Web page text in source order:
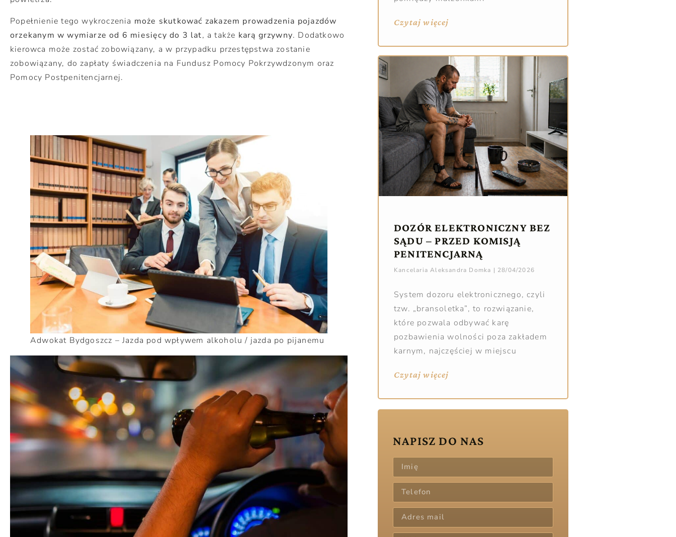
Popełnienie tego wykroczenia może skutkować zakazem prowadzenia pojazdów
orzekanym w wymiarze od 6 miesięcy do 3 lat, a także karą grzywny. Dodatkowo
kierowca może zostać zobowiązany, a w przypadku przestępstwa zostanie
zobowiązany, do zapłaty świadczenia na Fundusz Pomocy Pokrzywdzonym oraz
Pomocy Postpenitencjarnej.
Adwokat Bydgoszcz – Jazda pod wpływem alkoholu / jazda po pijanemu
Czytaj więcej
DOZÓR ELEKTRONICZNY BEZ
SĄDU – PRZED KOMISJĄ
PENITENCJARNĄ
Kancelaria Aleksandra Domka 28/04/2026
System dozoru elektronicznego, czyli
tzw. „bransoletka”, to rozwiązanie,
które pozwala odbywać karę
pozbawienia wolności poza zakładem
karnym, najczęściej w miejscu
Czytaj więcej
NAPISZ DO NAS